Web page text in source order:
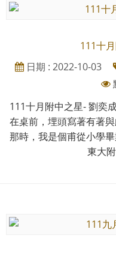
111十
日期 : 2022-10-03
111十月附中之星- 劉奕
在桌前，埋頭寫著有著
那時，我是個甫從小學
東大